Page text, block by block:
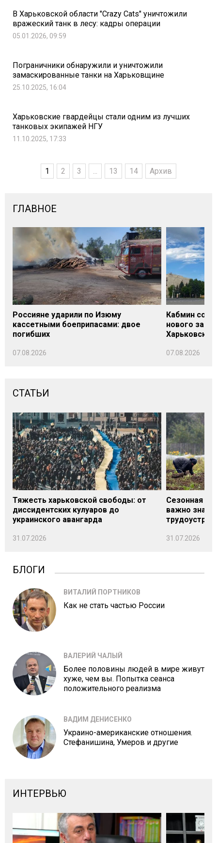
В Харьковской области "Crazy Cats" уничтожили
вражеский танк в лесу: кадры операции
05.01.2026, 09:59
Пограничники обнаружили и уничтожили
замаскированные танки на Харьковщине
25.10.2025, 16:04
Харьковские гвардейцы стали одним из лучших
танковых экипажей НГУ
11.10.2025, 17:33
1 2 3 ... 13 14 Архив
ГЛАВНОЕ
Россияне ударили по Изюму
кассетными боеприпасами: двое
погибших
07.08.2026
Кабмин
нового
07.08.2026
СТАТЬИ
Тяжесть харьковской свободы: от
диссидентских кулуаров до
украинского авангарда
31.07.2026
Сезонная
важно знать
31.07.2026
БЛОГИ
ВИТАЛИЙ ПОРТНИКОВ
Как не стать частью России
ВАЛЕРИЙ ЧАЛЫЙ
Более половины людей в мире живут
хуже, чем вы. Попытка сеанса
положительного реализма
ВАДИМ ДЕНИСЕНКО
Украино-американские отношения.
Стефанишина, Умеров и другие
ИНТЕРВЬЮ